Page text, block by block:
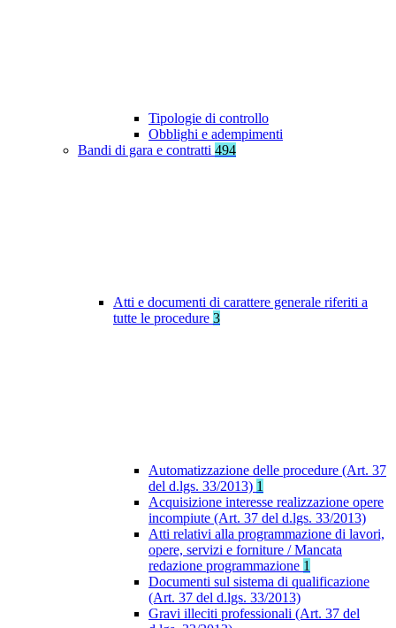
Tipologie di controllo
Obblighi e adempimenti
Bandi di gara e contratti 494
Atti e documenti di carattere generale riferiti a
tutte le procedure 3
Automatizzazione delle procedure (Art. 37
del d.lgs. 33/2013) 1
Acquisizione interesse realizzazione opere
incompiute (Art. 37 del d.lgs. 33/2013)
Atti relativi alla programmazione di lavori,
opere, servizi e forniture / Mancata
redazione programmazione 1
Documenti sul sistema di qualificazione
(Art. 37 del d.lgs. 33/2013)
Gravi illeciti professionali (Art. 37 del